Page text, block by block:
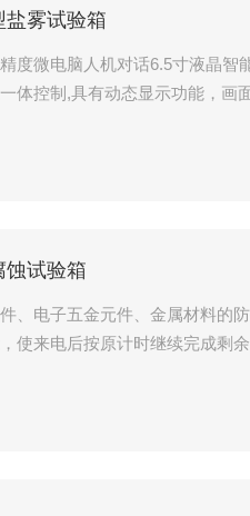
盐雾试验箱
度微电脑人机对话6.5寸液晶智
体控制,具有动态显示功能，画
蚀试验箱
、电子五金元件、金属材料的
使来电后按原计时继续完成剩